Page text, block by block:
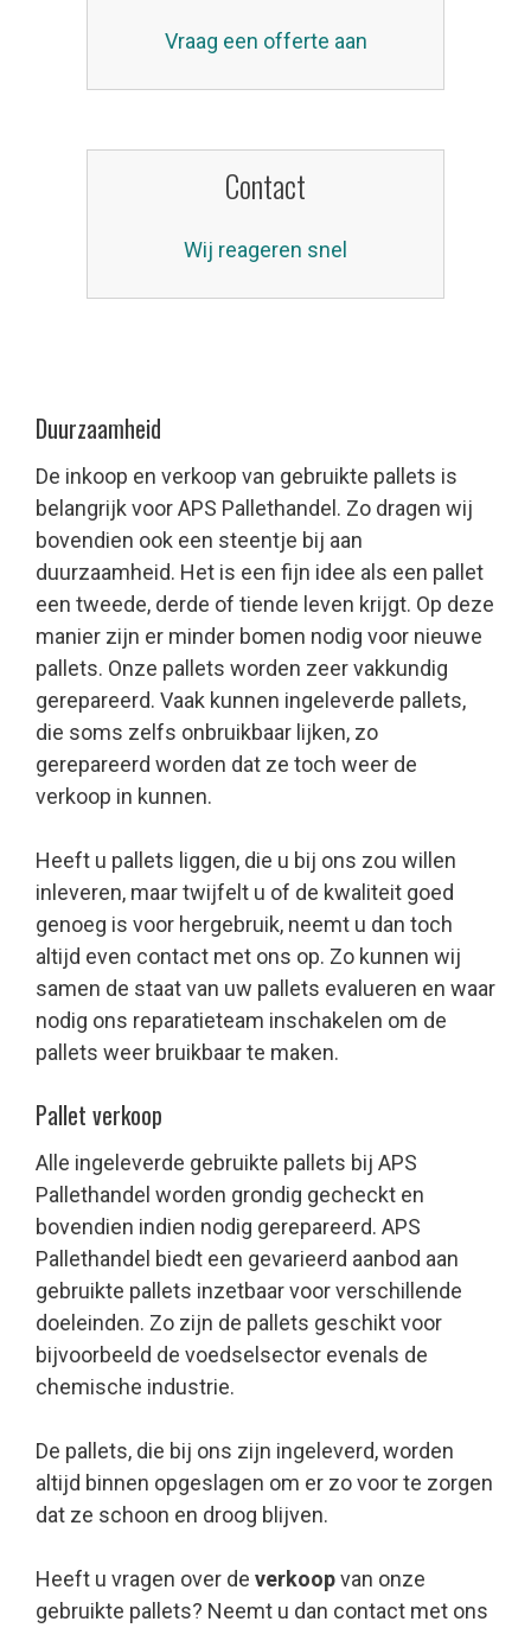
Vraag een offerte aan
Contact
Wij reageren snel
Duurzaamheid
De inkoop en verkoop van gebruikte pallets is
belangrijk voor APS Pallethandel. Zo dragen wij
bovendien ook een steentje bij aan
duurzaamheid. Het is een fijn idee als een pallet
een tweede, derde of tiende leven krijgt. Op deze
manier zijn er minder bomen nodig voor nieuwe
pallets. Onze pallets worden zeer vakkundig
gerepareerd. Vaak kunnen ingeleverde pallets,
die soms zelfs onbruikbaar lijken, zo
gerepareerd worden dat ze toch weer de
verkoop in kunnen.
Heeft u pallets liggen, die u bij ons zou willen
inleveren, maar twijfelt u of de kwaliteit goed
genoeg is voor hergebruik, neemt u dan toch
altijd even contact met ons op. Zo kunnen wij
samen de staat van uw pallets evalueren en waar
nodig ons reparatieteam inschakelen om de
pallets weer bruikbaar te maken.
Pallet verkoop
Alle ingeleverde gebruikte pallets bij APS
Pallethandel worden grondig gecheckt en
bovendien indien nodig gerepareerd. APS
Pallethandel biedt een gevarieerd aanbod aan
gebruikte pallets inzetbaar voor verschillende
doeleinden. Zo zijn de pallets geschikt voor
bijvoorbeeld de voedselsector evenals de
chemische industrie.
De pallets, die bij ons zijn ingeleverd, worden
altijd binnen opgeslagen om er zo voor te zorgen
dat ze schoon en droog blijven.
Heeft u vragen over de verkoopvan onze
gebruikte pallets? Neemt u dan contact met ons